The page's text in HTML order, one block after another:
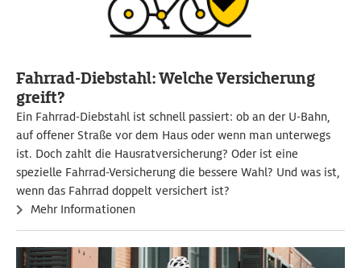
Fahrrad-Diebstahl: Welche Versicherung
greift?
Ein Fahrrad-Diebstahl ist schnell passiert: ob an der U-Bahn,
auf offener Straße vor dem Haus oder wenn man unterwegs
ist. Doch zahlt die Hausratversicherung? Oder ist eine
spezielle Fahrrad-Versicherung die bessere Wahl? Und was ist,
wenn das Fahrrad doppelt versichert ist?
Mehr Informationen